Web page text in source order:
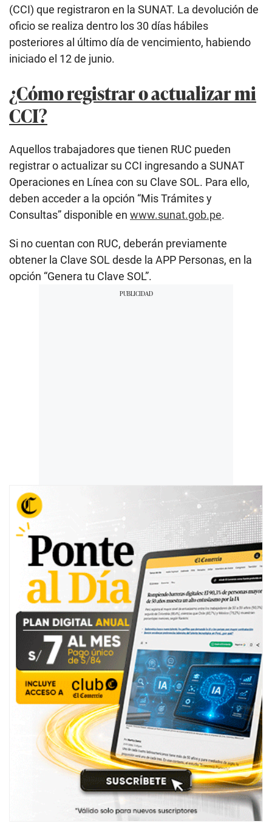
(CCI) que registraron en la SUNAT. La devolución de
oficio se realiza dentro los 30 días hábiles
posteriores al último día de vencimiento, habiendo
iniciado el 12 de junio.
¿Cómo registrar o actualizar mi
CCI?
Aquellos trabajadores que tienen RUC pueden
registrar o actualizar su CCI ingresando a SUNAT
Operaciones en Línea con su Clave SOL. Para ello,
deben acceder a la opción “Mis Trámites y
Consultas” disponible en www.sunat.gob.pe.
Si no cuentan con RUC, deberán previamente
obtener la Clave SOL desde la APP Personas, en la
opción “Genera tu Clave SOL”.